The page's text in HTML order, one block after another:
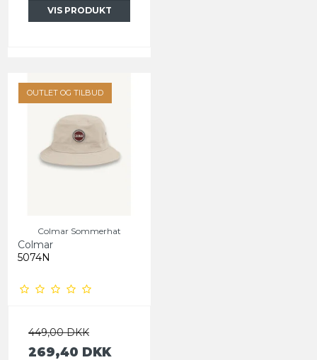
VIS PRODUKT
OUTLET OG TILBUD
Colmar Sommerhat
Colmar
5074N
449,00 DKK
269,40 DKK